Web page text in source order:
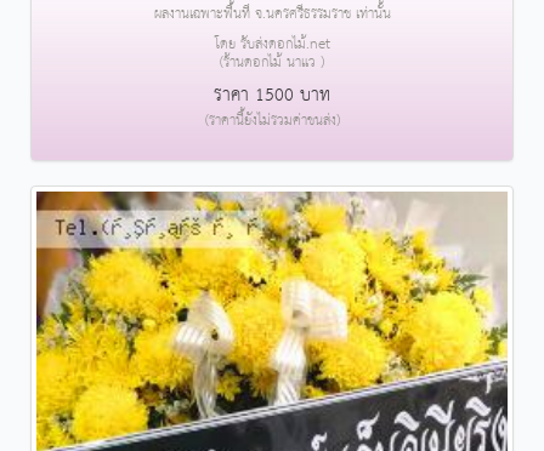
ผลงานเฉพาะพื้นที่ จ.นครศรีธรรมราช เท่านั้น
โดย รับส่งดอกไม้.net
(ร้านดอกไม้ นาแว )
ราคา 1500 บาท
(ราคานี้ยังไม่รวมค่าขนส่ง)